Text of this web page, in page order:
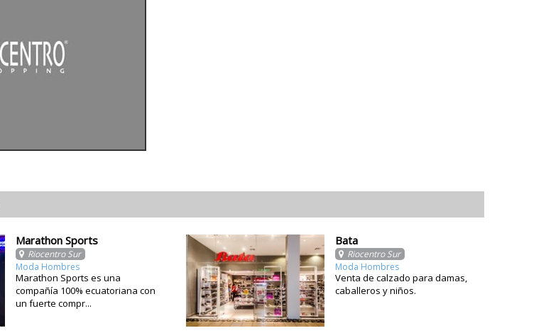
Marathon Sports
Riocentro Sur
Moda Hombres
Marathon Sports es una
compañía 100% ecuatoriana con
un fuerte compr...
Bata
Riocentro Sur
Moda Hombres
Venta de calzado para damas,
caballeros y niños.